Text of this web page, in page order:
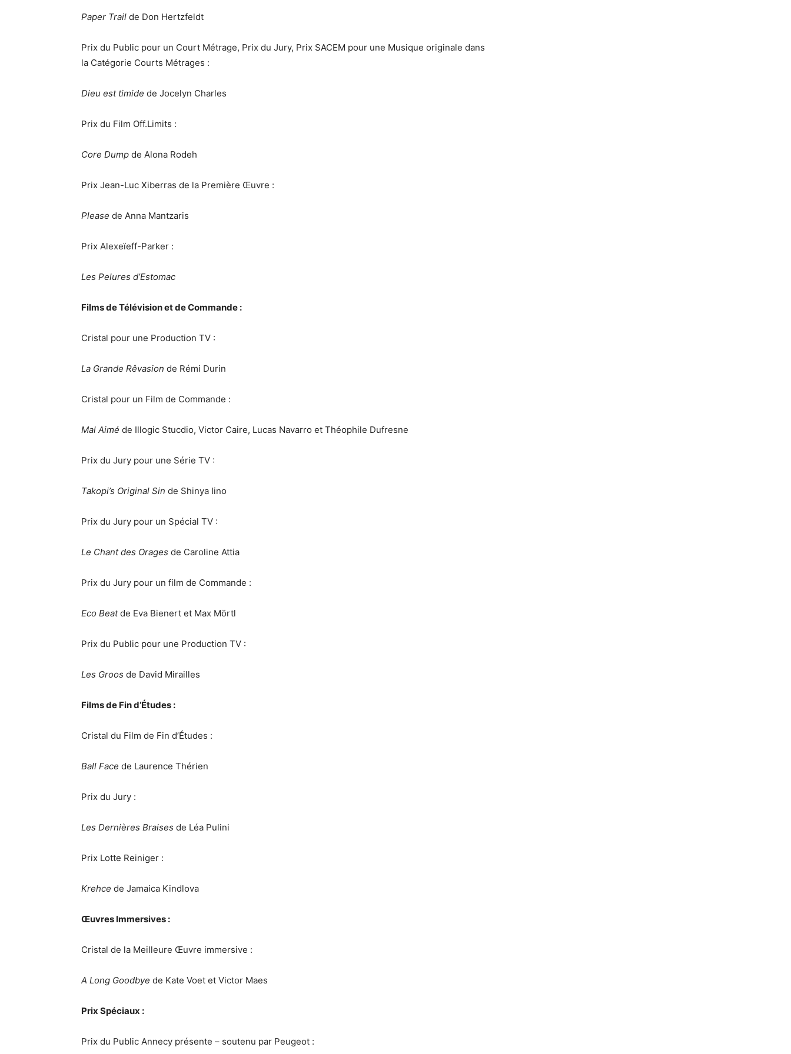
Paper Trail de Don Hertzfeldt
Prix du Public pour un Court Métrage, Prix du Jury, Prix SACEM pour une Musique originale dans
la Catégorie Courts Métrages :
Dieu est timide de Jocelyn Charles
Prix du Film Off.Limits :
Core Dump de Alona Rodeh
Prix Jean-Luc Xiberras de la Première Œuvre :
Please de Anna Mantzaris
Prix Alexeïeff-Parker :
Les Pelures d’Estomac
Films de Télévision et de Commande :
Cristal pour une Production TV :
La Grande Rêvasion de Rémi Durin
Cristal pour un Film de Commande :
Mal Aimé de Illogic Stucdio, Victor Caire, Lucas Navarro et Théophile Dufresne
Prix du Jury pour une Série TV :
Takopi’s Original Sin de Shinya Iino
Prix du Jury pour un Spécial TV :
Le Chant des Orages de Caroline Attia
Prix du Jury pour un film de Commande :
Eco Beatde Eva Bienert et Max Mörtl
Prix du Public pour une Production TV :
Les Groos de David Mirailles
Films de Fin d’Études :
Cristal du Film de Fin d’Études :
Ball Face de Laurence Thérien
Prix du Jury :
Les Dernières Braises de Léa Pulini
Prix Lotte Reiniger :
Krehce de Jamaica Kindlova
Œuvres Immersives :
Cristal de la Meilleure Œuvre immersive :
A Long Goodbye de Kate Voet et Victor Maes
Prix Spéciaux :
Prix du Public Annecy présente – soutenu par Peugeot :